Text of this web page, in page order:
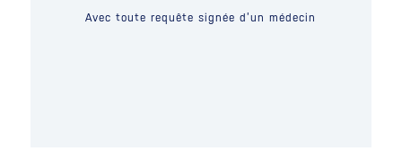
Avec toute requête signée d’un médecin